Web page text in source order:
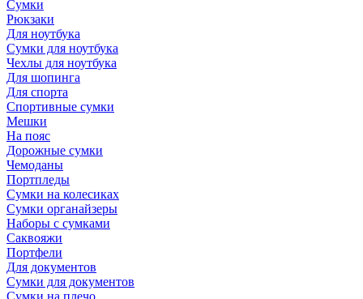
Сумки
Рюкзаки
Для ноутбука
Сумки для ноутбука
Чехлы для ноутбука
Для шопинга
Для спорта
Спортивные сумки
Мешки
На пояс
Дорожные сумки
Чемоданы
Портпледы
Сумки на колесиках
Сумки органайзеры
Наборы с сумками
Саквояжи
Портфели
Для документов
Сумки для документов
Сумки на плечо